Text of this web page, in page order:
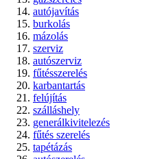
autójavítás
burkolás
mázolás
szerviz
autószerviz
fűtésszerelés
karbantartás
felújítás
szálláshely
generálkivitelezés
fűtés szerelés
tapétázás